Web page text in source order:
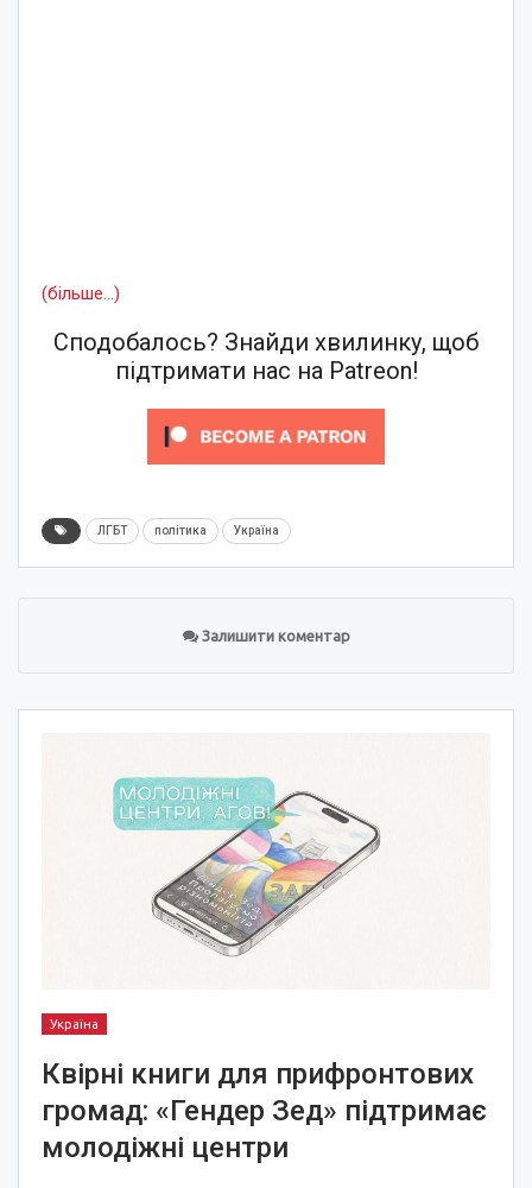
(більше…)
Сподобалось? Знайди хвилинку, щоб
підтримати нас на Patreon!
ЛГБТ політика Україна
Залишити коментар
Україна
Квірні книги для прифронтових
громад: «Гендер Зед» підтримає
молодіжні центри